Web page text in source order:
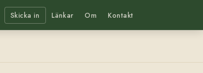
Skicka in Länkar Om Kontakt